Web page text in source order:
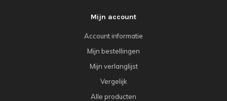
Mijn account
Account informatie
Mijn bestellingen
Mijn verlanglijst
Vergelijk
Alle producten